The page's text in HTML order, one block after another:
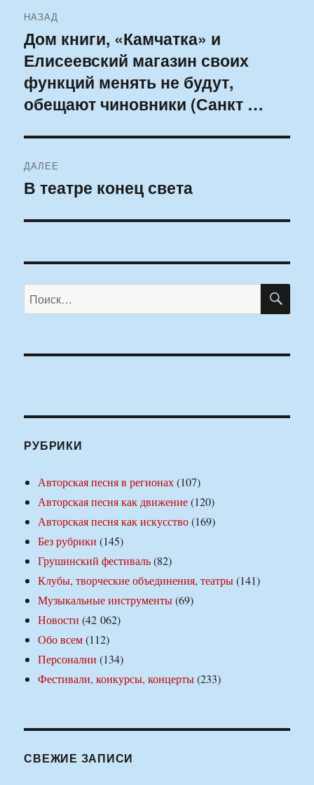
по
записям
НАЗАД
Предыдущая
запись:
Дом книги, «Камчатка» и
Елисеевский магазин своих
функций менять не будут,
обещают чиновники (Санкт …
ДАЛЕЕ
Следующая
В театре конец света
Искать:
РУБРИКИ
Авторская песня в регионах(107)
Авторская песня как движение(120)
Авторская песня как искусство(169)
Без рубрики (145)
Грушинский фестиваль(82)
Клубы, творческие объединения, театры(141)
Музыкальные инструменты(69)
Новости (42 062)
Обо всем(112)
Персоналии (134)
Фестивали, конкурсы, концерты(233)
СВЕЖИЕ ЗАПИСИ